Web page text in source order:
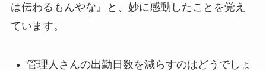
は伝わるもんやな』と、妙に感動したことを覚え
ています。
管理人さんの出勤日数を減らすのはどうでしょ